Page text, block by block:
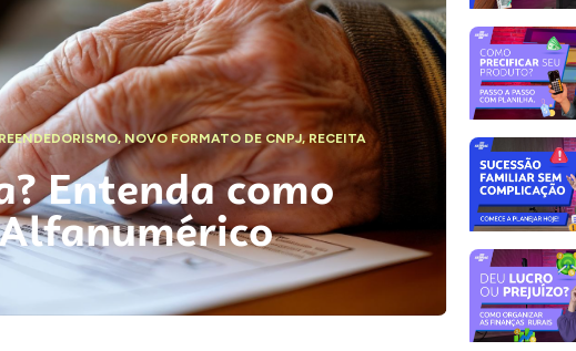
,NOVO FORMATO DE CNPJ,RECEITA
Entenda como